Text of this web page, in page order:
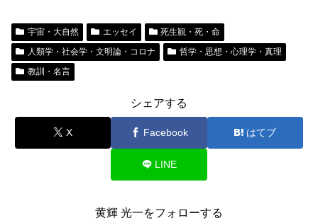
宇宙・大自然 エッセイ
死生観・死・命
人類学・社会学・文明論・コロナ
哲学・思想・心理学・真理
教訓・名言
シェアする
X Facebook はてブ
LINE
黄輝 光一をフォローする